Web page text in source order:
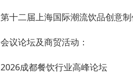
第十二届上海国际潮流饮品创意
会议论坛及商贸活动：
2026成都餐饮行业高峰论坛